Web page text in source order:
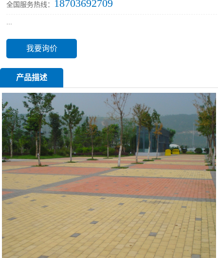
全国服务热线： 18703692709
我要询价
产品描述